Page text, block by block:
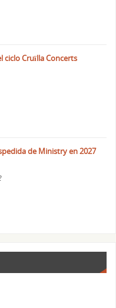
ciclo Cruïlla Concerts
de Ministry en 2027